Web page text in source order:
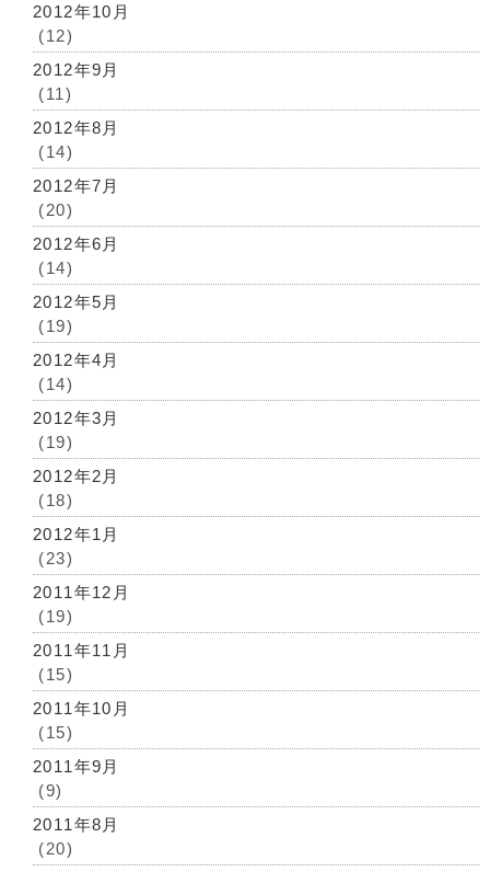
2012年10月
(12)
2012年9月
(11)
2012年8月
(14)
2012年7月
(20)
2012年6月
(14)
2012年5月
(19)
2012年4月
(14)
2012年3月
(19)
2012年2月
(18)
2012年1月
(23)
2011年12月
(19)
2011年11月
(15)
2011年10月
(15)
2011年9月
(9)
2011年8月
(20)